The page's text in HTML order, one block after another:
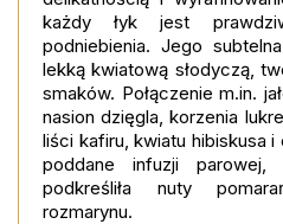
każdy łyk jest
podniebienia. Jego
lekką kwiatową słodyczą,
smaków. Połączenie m.in.
nasion dzięgla, korzenia
liści kafiru, kwiatu hibiskusa i
poddane infuzji parowej,
podkreśliła nuty
rozmarynu.